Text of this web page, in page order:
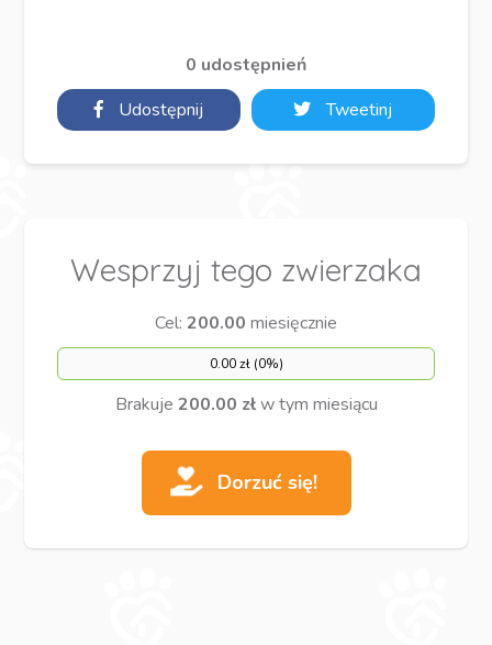
0 udostępnień
Udostępnij
Tweetinj
Wesprzyj tego zwierzaka
Cel: 200.00 miesięcznie
0.00 zł (0%)
Brakuje 200.00 złw tym miesiącu
Dorzuć się!